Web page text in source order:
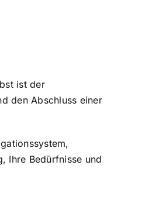
ist der
den Abschluss einer
Ihre Bedürfnisse und